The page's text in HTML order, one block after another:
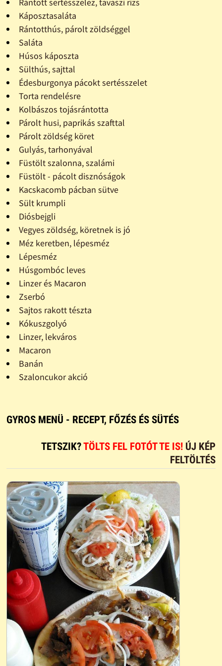
Káposztasaláta
Rántotthús, párolt zöldséggel
Saláta
Húsos káposzta
Sülthús, sajttal
Édesburgonya pácokt sertésszelet
Torta rendelésre
Kolbászos tojásrántotta
Párolt husi, paprikás szafttal
Párolt zöldség köret
Gulyás, tarhonyával
Füstölt szalonna, szalámi
Füstölt - pácolt disznóságok
Kacskacomb pácban sütve
Sült krumpli
Diósbejgli
Vegyes zöldség, köretnek is jó
Méz keretben, lépesméz
Lépesméz
Húsgombóc leves
Linzer és Macaron
Zserbó
Sajtos rakott tészta
Kókuszgolyó
Linzer, lekváros
Macaron
Banán
Szaloncukor akció
GYROS MENÜ - RECEPT, FŐZÉS ÉS SÜTÉS
TETSZIK?TÖLTS FEL FOTÓT TE IS! ÚJ KÉP
FELTÖLTÉS